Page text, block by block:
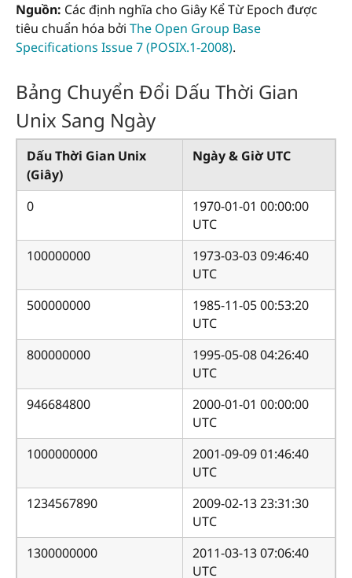
Nguồn: Các định nghĩa cho Giây Kể Từ Epoch được
tiêu chuẩn hóa bởi The Open Group Base
Specifications Issue 7 (POSIX.1-2008).
Bảng Chuyển Đổi Dấu Thời Gian
Unix Sang Ngày
Dấu Thời Gian Unix
(Giây)
Ngày & Giờ UTC
0
1970-01-01 00:00:00
UTC
100000000
1973-03-03 09:46:40
UTC
500000000
1985-11-05 00:53:20
UTC
800000000
1995-05-08 04:26:40
UTC
946684800
2000-01-01 00:00:00
UTC
1000000000
2001-09-09 01:46:40
UTC
1234567890
2009-02-13 23:31:30
UTC
1300000000
2011-03-13 07:06:40
UTC